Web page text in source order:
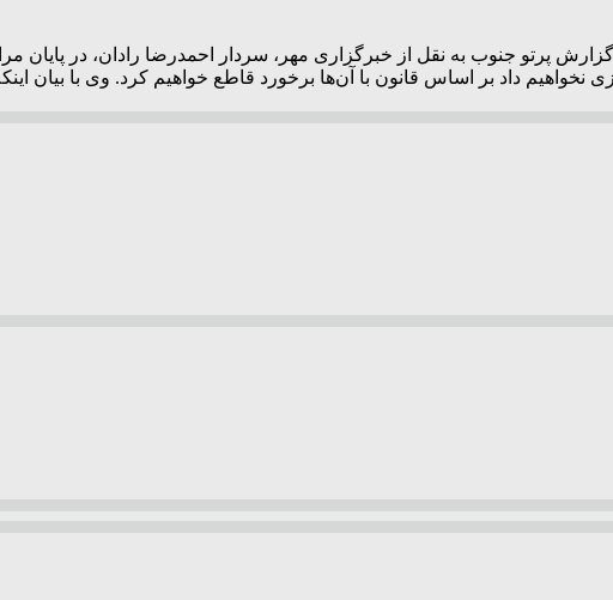
پرتو جنوب به نقل از خبرگزاری مهر، سردار احمدرضا رادان، در
داد بر اساس قانون با آن‌ها برخورد قاطع خواهیم کرد. وی با بیان